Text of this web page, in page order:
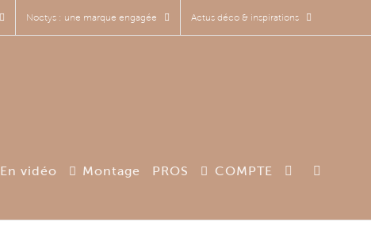
Noctys : une marque engagée Actus déco & inspirations
En vidéo Montage PROS COMPTE